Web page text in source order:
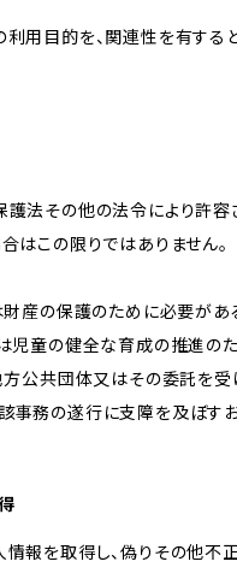
利用目的を、関連性を有す
護法その他の法令により許
はこの限りではありません。
財産の保護のために必要が
児童の健全な育成の推進
方公共団体又はその委託を
事務の遂行に支障を及ぼす
情報を取得し、偽りその他不